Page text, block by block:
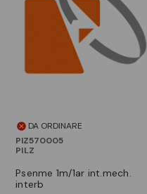
DA ORDINARE
PIZ570005
PILZ
psenme 1m/1ar int.mech.
interb